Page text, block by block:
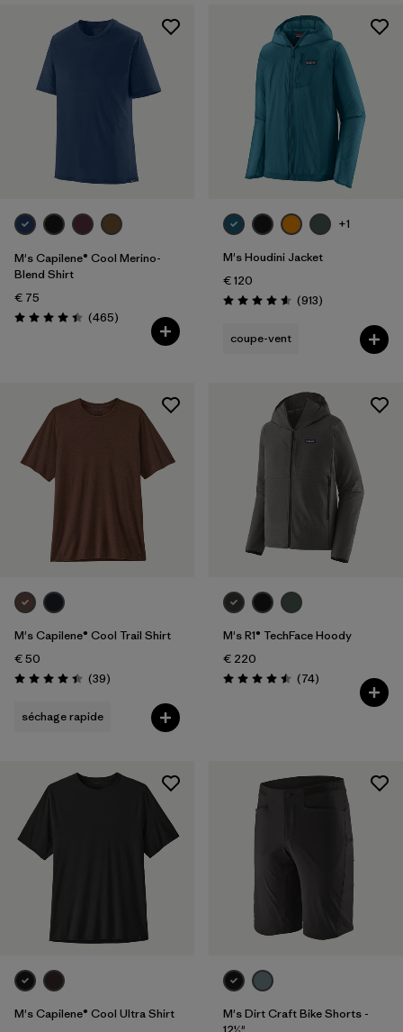
M's Capilene® Cool Merino-
Blend Shirt
€ 75
Évaluation: 4.4 / 5
(465Avis
)
+1
M's Houdini Jacket
€ 120
Évaluation: 4.6 / 5
(913Avis
)
coupe-vent
M's Capilene® Cool Trail Shirt
€ 50
Évaluation: 4.4 / 5
(39Avis
)
séchage rapide
M's R1® TechFace Hoody
€ 220
Évaluation: 4.5 / 5
(74Avis
)
M's Capilene® Cool Ultra Shirt
M's Dirt Craft Bike Shorts -